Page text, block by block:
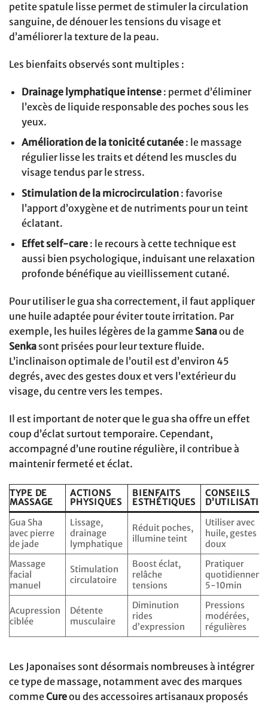
petite spatule lisse permet de stimuler la circulation
sanguine, de dénouer les tensions du visage et
d’améliorer la texture de la peau.
Les bienfaits observés sont multiples :
Drainage lymphatique intense: permet d’éliminer
l’excès de liquide responsable des poches sous les
yeux.
Amélioration de la tonicité cutanée: le massage
régulier lisse les traits et détend les muscles du
visage tendus par le stress.
Stimulation de la microcirculation: favorise
l’apport d’oxygène et de nutriments pour un teint
éclatant.
Effet self-care: le recours à cette technique est
aussi bien psychologique, induisant une relaxation
profonde bénéfique au vieillissement cutané.
Pour utiliser le gua sha correctement, il faut appliquer
une huile adaptée pour éviter toute irritation. Par
exemple, les huiles légères de la gamme Sanaou de
Senka sont prisées pour leur texture fluide.
L’inclinaison optimale de l’outil est d’environ 45
degrés, avec des gestes doux et vers l’extérieur du
visage, du centre vers les tempes.
Il est important de noter que le gua sha offre un effet
coup d’éclat surtout temporaire. Cependant,
accompagné d’une routine régulière, il contribue à
maintenir fermeté et éclat.
TYPE DE
MASSAGE
ACTIONS
PHYSIQUES
BIENFAITS
ESTHÉTIQUES
CONSEILS
Gua Sha
avec pierre
de jade
Lissage,
drainage
lymphatique
Réduit poches,
illumine teint
Utiliser avec
huile, gestes
doux
Massage
facial
manuel
Stimulation
circulatoire
Boost éclat,
relâche
tensions
Pratiquer
5-10min
Acupression
ciblée
Détente
musculaire
Diminution
rides
d’expression
Pressions
modérées,
régulières
Les Japonaises sont désormais nombreuses à intégrer
ce type de massage, notamment avec des marques
commeCureou des accessoires artisanaux proposés